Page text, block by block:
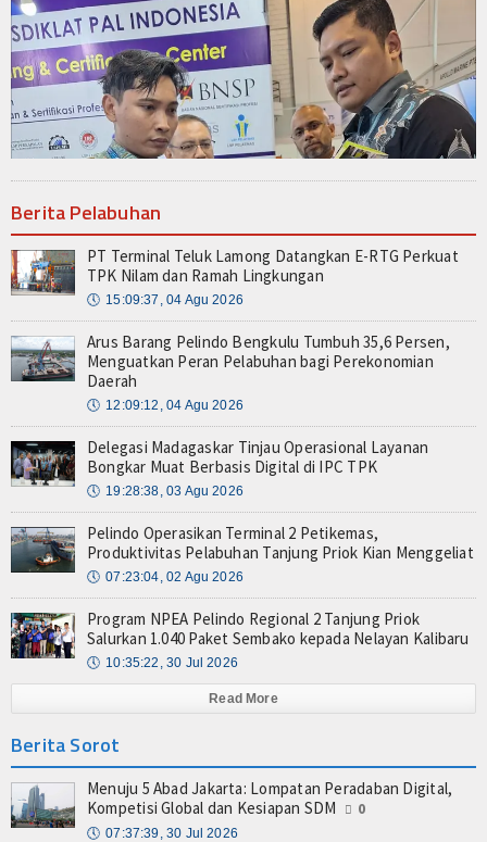
Berita Pelabuhan
PT Terminal Teluk Lamong Datangkan E-RTG Perkuat
TPK Nilam dan Ramah Lingkungan
🕔 15:09:37, 04 Agu 2026
Arus Barang Pelindo Bengkulu Tumbuh 35,6 Persen,
Menguatkan Peran Pelabuhan bagi Perekonomian
Daerah
🕔 12:09:12, 04 Agu 2026
Delegasi Madagaskar Tinjau Operasional Layanan
Bongkar Muat Berbasis Digital di IPC TPK
🕔 19:28:38, 03 Agu 2026
Pelindo Operasikan Terminal 2 Petikemas,
Produktivitas Pelabuhan Tanjung Priok Kian Menggeliat
🕔 07:23:04, 02 Agu 2026
Program NPEA Pelindo Regional 2 Tanjung Priok
Salurkan 1.040 Paket Sembako kepada Nelayan Kalibaru
🕔 10:35:22, 30 Jul 2026
Read More
Berita Sorot
Menuju 5 Abad Jakarta: Lompatan Peradaban Digital,
Kompetisi Global dan Kesiapan SDM
0
🕔 07:37:39, 30 Jul 2026